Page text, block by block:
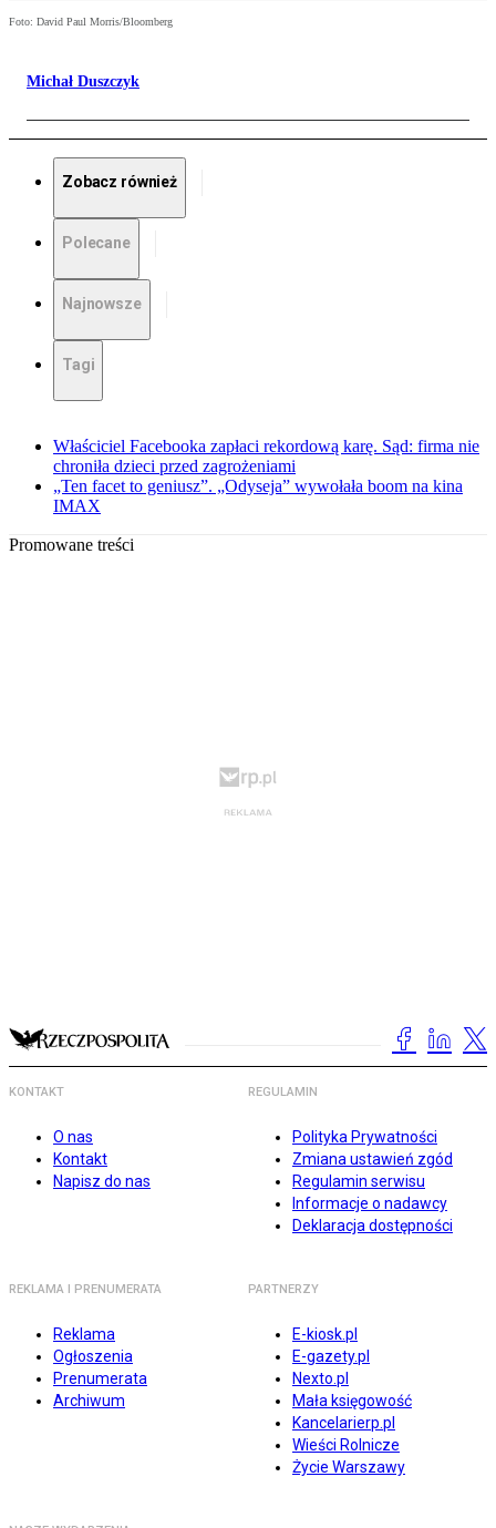
Foto: David Paul Morris/Bloomberg
Michał Duszczyk
Zobacz również
Polecane
Najnowsze
Tagi
Właściciel Facebooka zapłaci rekordową karę. Sąd: firma nie
chroniła dzieci przed zagrożeniami
„Ten facet to geniusz”. „Odyseja” wywołała boom na kina
IMAX
Promowane treści
KONTAKT
O nas
Kontakt
Napisz do nas
REGULAMIN
Polityka Prywatności
Zmiana ustawień zgód
Regulamin serwisu
Informacje o nadawcy
Deklaracja dostępności
REKLAMA I PRENUMERATA
Reklama
Ogłoszenia
Prenumerata
Archiwum
PARTNERZY
E-kiosk.pl
E-gazety.pl
Nexto.pl
Mała księgowość
Kancelarierp.pl
Wieści Rolnicze
Życie Warszawy